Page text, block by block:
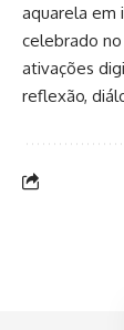
aquarela em
celebrado no
ativações
reflexão,